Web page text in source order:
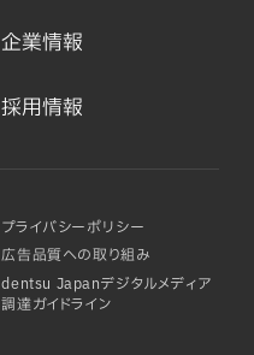
企業情報
採用情報
プライバシーポリシー
広告品質への取り組み
dentsu Japanデジタルメディア
調達ガイドライン